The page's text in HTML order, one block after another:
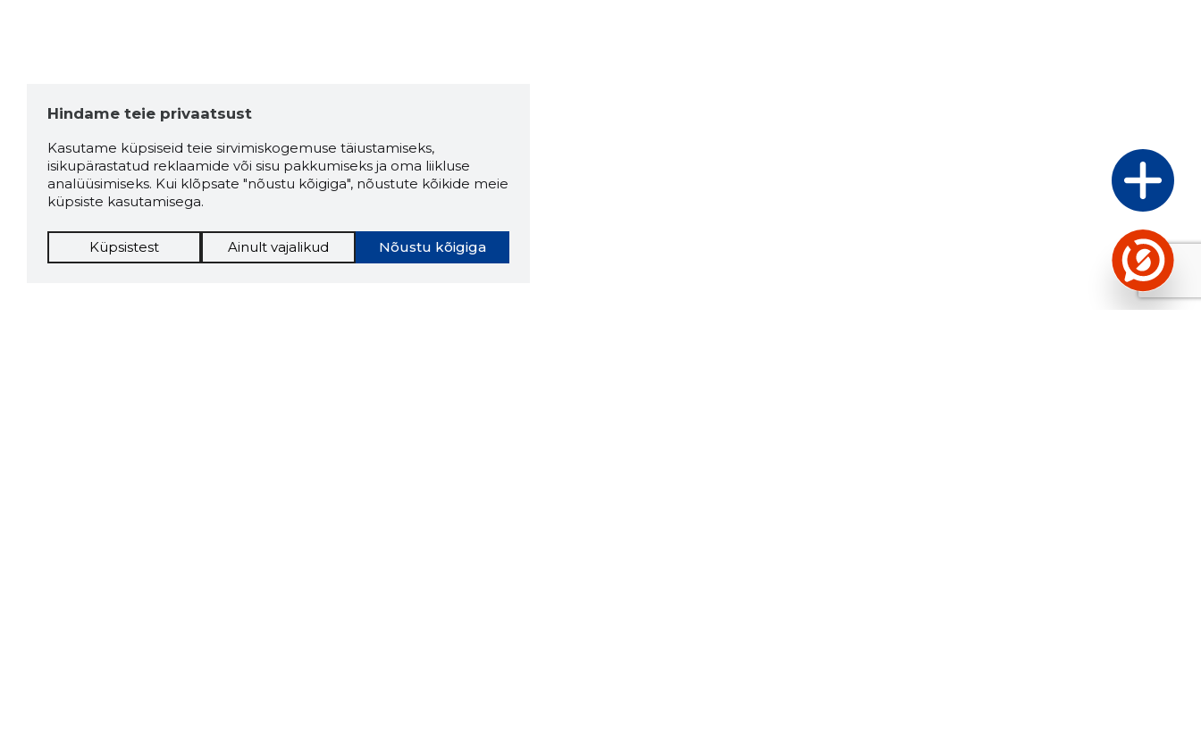
Hindame teie privaatsust
Kasutame küpsiseid teie sirvimiskogemuse täiustamiseks,
isikupärastatud reklaamide või sisu pakkumiseks ja oma liikluse
analüüsimiseks. Kui klõpsate "nõustu kõigiga", nõustute kõikide meie
küpsiste kasutamisega.
Nõustu kõigiga
Küpsistest Ainult vajalikud